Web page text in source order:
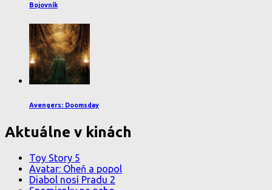
Bojovník
Avengers: Doomsday
Aktuálne v kinách
Toy Story 5
Avatar: Oheň a popol
Diabol nosí Pradu 2